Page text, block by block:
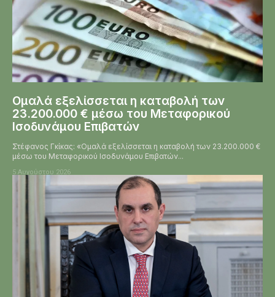
Ομαλά εξελίσσεται η καταβολή των
23.200.000 € μέσω του Μεταφορικού
Ισοδυνάμου Επιβατών
Στέφανος Γκίκας: «Ομαλά εξελίσσεται η καταβολή των 23.200.000 €
μέσω του Μεταφορικού Ισοδυνάμου Επιβατών...
5 Αυγούστου 2026